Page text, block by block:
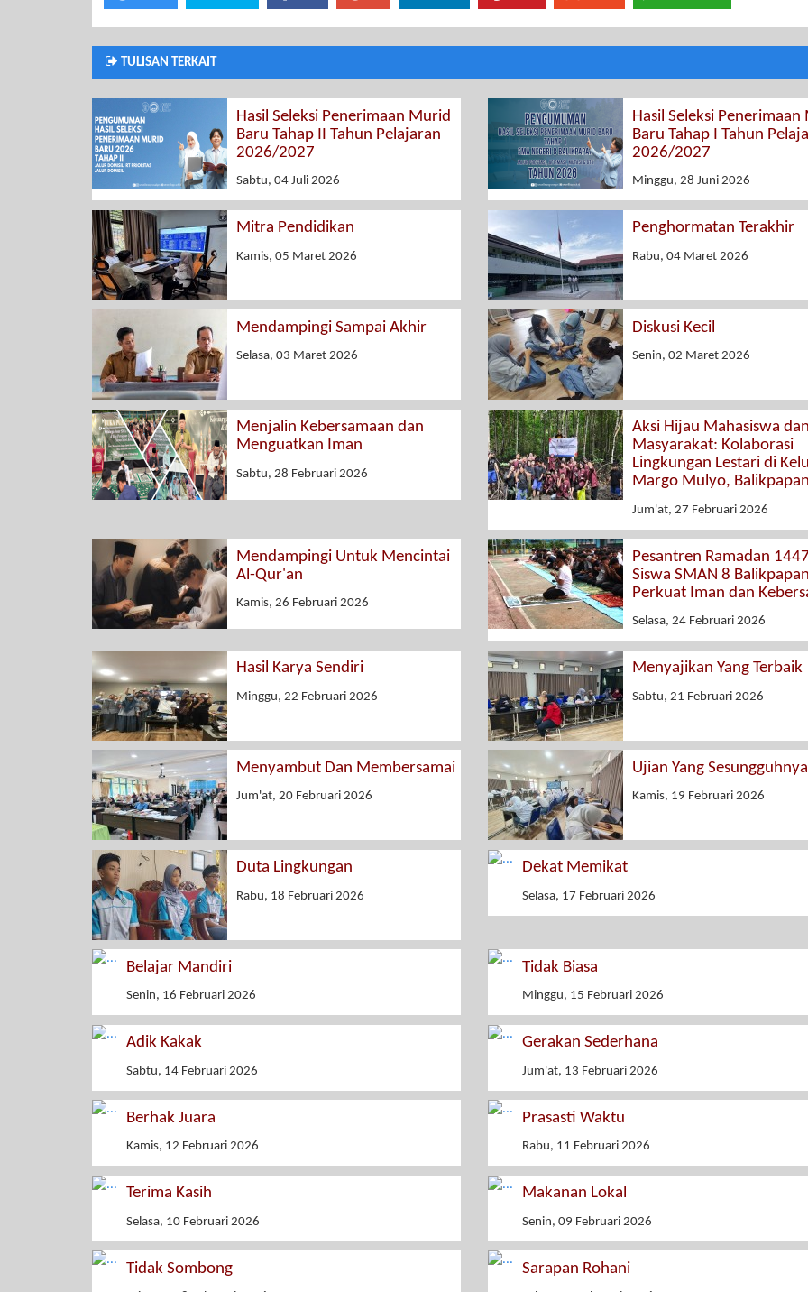
TULISAN TERKAIT
Hasil Seleksi Penerimaan Murid
Baru Tahap II Tahun Pelajaran
2026/2027
Sabtu, 04 Juli 2026
Hasil Seleksi Penerimaan
Baru Tahap I Tahun
2026/2027
Minggu, 28 Juni 2026
Mitra Pendidikan
Kamis, 05 Maret 2026
Penghormatan Terakhir
Rabu, 04 Maret 2026
Mendampingi Sampai Akhir
Selasa, 03 Maret 2026
Diskusi Kecil
Senin, 02 Maret 2026
Menjalin Kebersamaan dan
Menguatkan Iman
Sabtu, 28 Februari 2026
Aksi Hijau Mahasiswa dan
Masyarakat: Kolaborasi
Lingkungan Lestari di
Margo Mulyo, Balikpapan
Jum'at, 27 Februari 2026
Mendampingi Untuk Mencintai
Al-Qur'an
Kamis, 26 Februari 2026
Pesantren Ramadan
Siswa SMAN 8 Balikpapan
Perkuat Iman dan
Selasa, 24 Februari 2026
Hasil Karya Sendiri
Minggu, 22 Februari 2026
Menyajikan Yang Terbaik
Sabtu, 21 Februari 2026
Menyambut Dan Membersamai
Jum'at, 20 Februari 2026
Ujian Yang Sesungguhnya
Kamis, 19 Februari 2026
Duta Lingkungan
Rabu, 18 Februari 2026
Dekat Memikat
Selasa, 17 Februari 2026
Belajar Mandiri
Senin, 16 Februari 2026
Tidak Biasa
Minggu, 15 Februari 2026
Adik Kakak
Sabtu, 14 Februari 2026
Gerakan Sederhana
Jum'at, 13 Februari 2026
Berhak Juara
Kamis, 12 Februari 2026
Prasasti Waktu
Rabu, 11 Februari 2026
Terima Kasih
Selasa, 10 Februari 2026
Makanan Lokal
Senin, 09 Februari 2026
Tidak Sombong Sarapan Rohani